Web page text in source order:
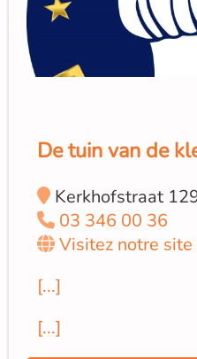
De tuin van de
Kerkhofstraat
03 346 00 36
Visitez notre
[...]
[...]